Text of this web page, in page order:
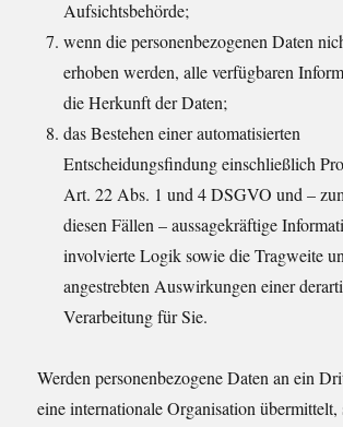
Aufsichtsbehörde;
wenn die personenbezogenen Daten
erhoben werden, alle verfügbaren
die Herkunft der Daten;
das Bestehen einer automatisierten
Entscheidungsfindung einschließlich
Art. 22 Abs. 1 und 4 DSGVO und –
diesen Fällen – aussagekräftige
involvierte Logik sowie die Tragweite
angestrebten Auswirkungen einer
Verarbeitung für Sie.
Werden personenbezogene Daten an ein
eine internationale Organisation übermittelt,